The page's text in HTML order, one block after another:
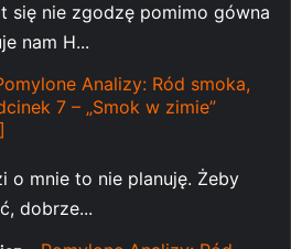
się nie zgodzę pomimo gówna
nam H...
Analizy: Ród smoka,
7 – „Smok w zimie”
o mnie to nie planuję. Żeby
dobrze...